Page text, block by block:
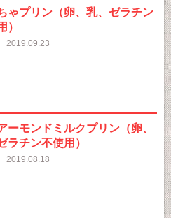
ゃプリン（卵、乳、ゼラチン
）
2019.09.23
ーモンドミルクプリン（卵、
ラチン不使用）
2019.08.18